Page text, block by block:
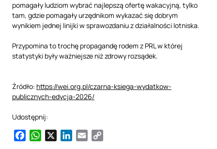
pomagały ludziom wybrać najlepszą ofertę wakacyjną, tylko
tam, gdzie pomagały urzędnikom wykazać się dobrym
wynikiem jednej linijki w sprawozdaniu z działalności lotniska.
Przypomina to trochę propagandę rodem z PRL w której
statystyki były ważniejsze niż zdrowy rozsądek.
Źródło: https://wei.org.pl/czarna-ksiega-wydatkow-
publicznych-edycja-2026/
Udostępnij:
FacebookWhatsAppLinkedIn
Email